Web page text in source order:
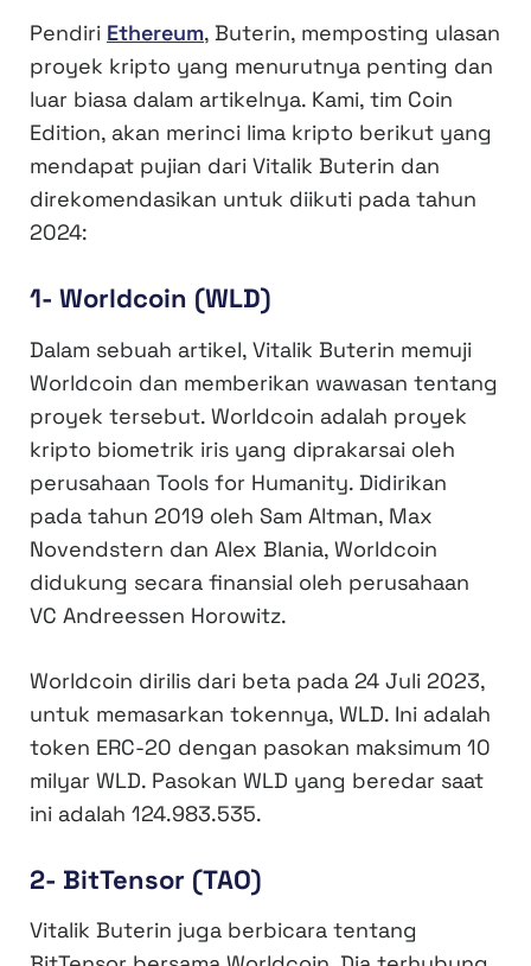
Pendiri Ethereum, Buterin, memposting ulasan
proyek kripto yang menurutnya penting dan
luar biasa dalam artikelnya. Kami, tim Coin
Edition, akan merinci lima kripto berikut yang
mendapat pujian dari Vitalik Buterin dan
direkomendasikan untuk diikuti pada tahun
2024:
1- Worldcoin (WLD)
Dalam sebuah artikel, Vitalik Buterin memuji
Worldcoin dan memberikan wawasan tentang
proyek tersebut. Worldcoin adalah proyek
kripto biometrik iris yang diprakarsai oleh
perusahaan Tools for Humanity. Didirikan
pada tahun 2019 oleh Sam Altman, Max
Novendstern dan Alex Blania, Worldcoin
didukung secara finansial oleh perusahaan
VC Andreessen Horowitz.
Worldcoin dirilis dari beta pada 24 Juli 2023,
untuk memasarkan tokennya, WLD. Ini adalah
token ERC-20 dengan pasokan maksimum 10
milyar WLD. Pasokan WLD yang beredar saat
ini adalah 124.983.535.
2- BitTensor (TAO)
Vitalik Buterin juga berbicara tentang